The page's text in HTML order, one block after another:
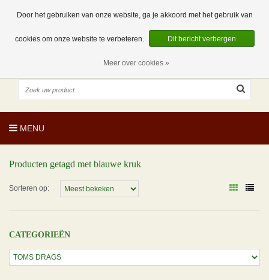
0 Artikelen
NL
EUR
MENU
Producten getagd met blauwe kruk
Sorteren op:
CATEGORIEËN
Door het gebruiken van onze website, ga je akkoord met het gebruik van
cookies om onze website te verbeteren. Dit bericht verbergen
Meer over cookies »